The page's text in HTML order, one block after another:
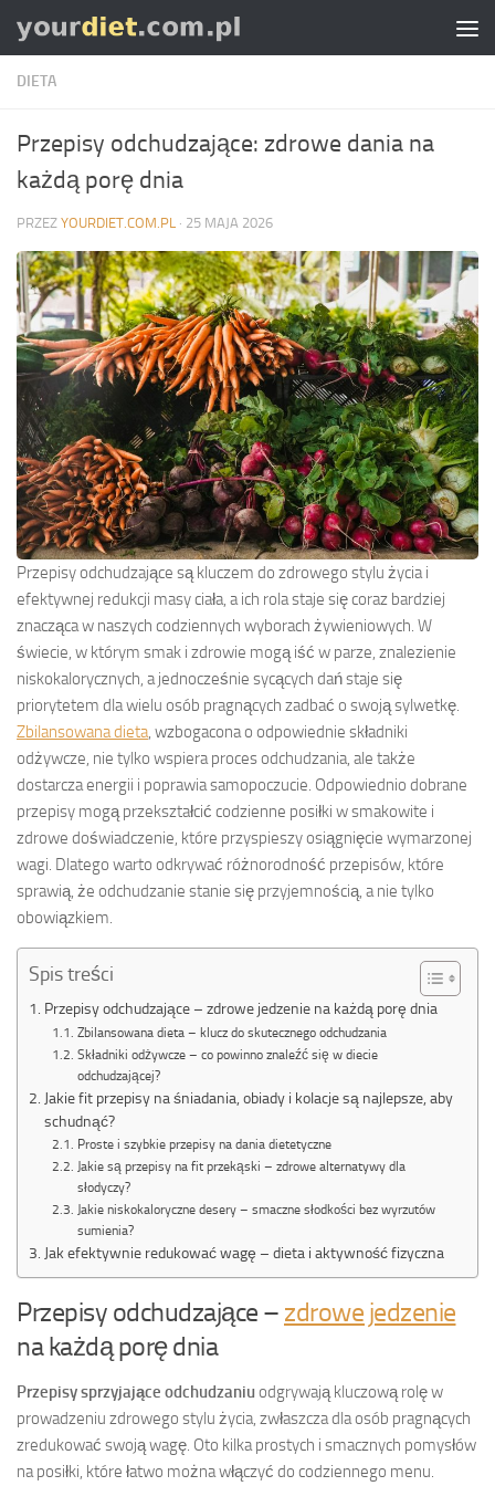
Skip to content
DIETA
Przepisy odchudzające: zdrowe dania na
każdą porę dnia
PRZEZ YOURDIET.COM.PL · 25 MAJA 2026
Przepisy odchudzające są kluczem do zdrowego stylu życia i
efektywnej redukcji masy ciała, a ich rola staje się coraz bardziej
znacząca w naszych codziennych wyborach żywieniowych. W
świecie, w którym smak i zdrowie mogą iść w parze, znalezienie
niskokalorycznych, a jednocześnie sycących dań staje się
priorytetem dla wielu osób pragnących zadbać o swoją sylwetkę.
Zbilansowana dieta, wzbogacona o odpowiednie składniki
odżywcze, nie tylko wspiera proces odchudzania, ale także
dostarcza energii i poprawia samopoczucie. Odpowiednio dobrane
przepisy mogą przekształcić codzienne posiłki w smakowite i
zdrowe doświadczenie, które przyspieszy osiągnięcie wymarzonej
wagi. Dlatego warto odkrywać różnorodność przepisów, które
sprawią, że odchudzanie stanie się przyjemnością, a nie tylko
obowiązkiem.
Spis treści
Przepisy odchudzające – zdrowe jedzenie na każdą porę dnia
Zbilansowana dieta – klucz do skutecznego odchudzania
Składniki odżywcze – co powinno znaleźć się w diecie
odchudzającej?
Jakie fit przepisy na śniadania, obiady i kolacje są najlepsze, aby
schudnąć?
Proste i szybkie przepisy na dania dietetyczne
Jakie są przepisy na fit przekąski – zdrowe alternatywy dla
słodyczy?
Jakie niskokaloryczne desery – smaczne słodkości bez wyrzutów
sumienia?
Jak efektywnie redukować wagę – dieta i aktywność fizyczna
Przepisy odchudzające – zdrowe jedzenie
na każdą porę dnia
Przepisy sprzyjające odchudzaniuodgrywają kluczową rolę w
prowadzeniu zdrowego stylu życia, zwłaszcza dla osób pragnących
zredukować swoją wagę. Oto kilka prostych i smacznych pomysłów
na posiłki, które łatwo można włączyć do codziennego menu.